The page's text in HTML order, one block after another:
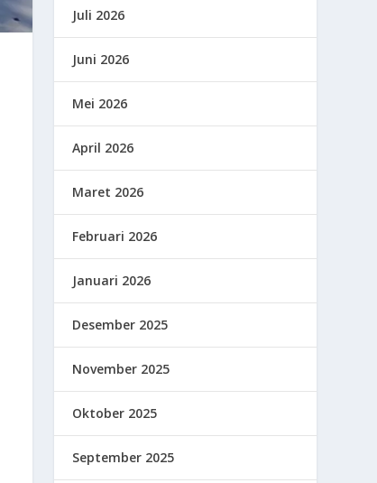
Juli 2026
Juni 2026
Mei 2026
April 2026
Maret 2026
Februari 2026
Januari 2026
Desember 2025
November 2025
Oktober 2025
September 2025